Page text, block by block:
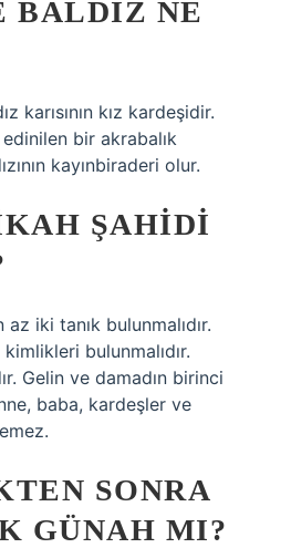
BALDIZ NE
karısının kız kardeşidir.
bir akrabalık
kayınbiraderi olur.
ŞAHIDI
iki tanık bulunmalıdır.
kimlikleri bulunmalıdır.
Gelin ve damadın birinci
baba, kardeşler ve
SONRA
GÜNAH MI?